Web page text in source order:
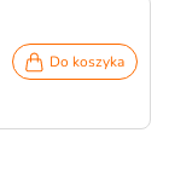
Do koszyka